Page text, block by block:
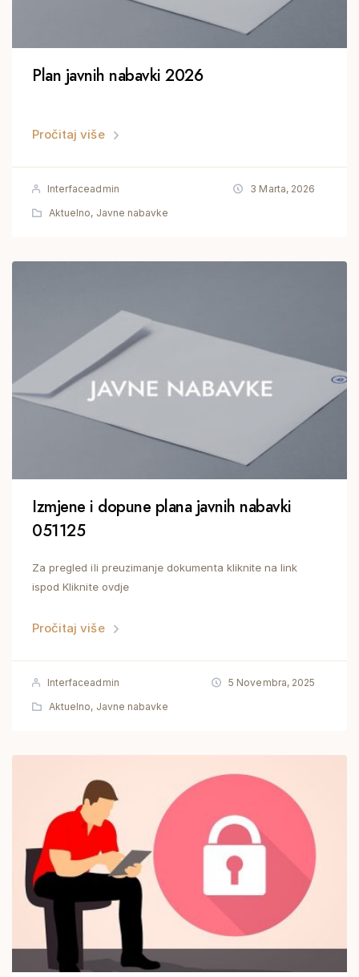
Plan javnih nabavki 2026
Pročitaj više
Interfaceadmin
3 Marta, 2026
Aktuelno, Javne nabavke
Izmjene i dopune plana javnih nabavki
051125
Za pregled ili preuzimanje dokumenta kliknite na link
ispod Kliknite ovdje
Pročitaj više
Interfaceadmin
5 Novembra, 2025
Aktuelno, Javne nabavke